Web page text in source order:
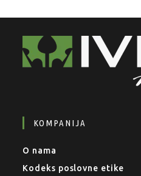
KOMPANIJA
O nama
Kodeks poslovne etike